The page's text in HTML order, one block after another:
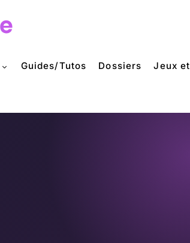
Guides/Tutos Dossiers Jeux